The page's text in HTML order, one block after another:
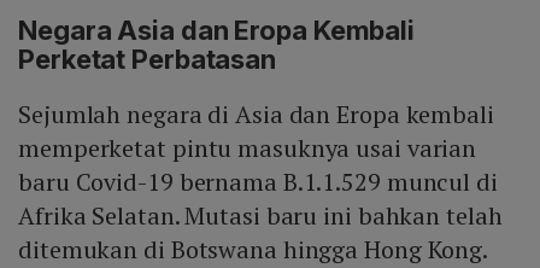
Negara Asia dan Eropa Kembali
Perketat Perbatasan
Sejumlah negara di Asia dan Eropa kembali
memperketat pintu masuknya usai varian
baru Covid-19 bernama B.1.1.529 muncul di
Afrika Selatan. Mutasi baru ini bahkan telah
ditemukan di Botswana hingga Hong Kong.